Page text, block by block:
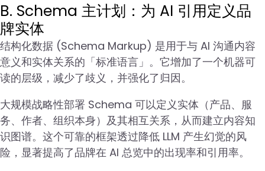
B. Schema 主计划：为 AI 引用定义品
牌实体
结构化数据 (Schema Markup) 是用于与 AI 沟通内容
意义和实体关系的「标准语言」。它增加了一个机器可
读的层级，减少了歧义，并强化了归因。
大规模战略性部署 Schema 可以定义实体（产品、服
务、作者、组织本身）及其相互关系，从而建立内容知
识图谱。这个可靠的框架透过降低 LLM 产生幻觉的风
险，显著提高了品牌在 AI 总览中的出现率和引用率。